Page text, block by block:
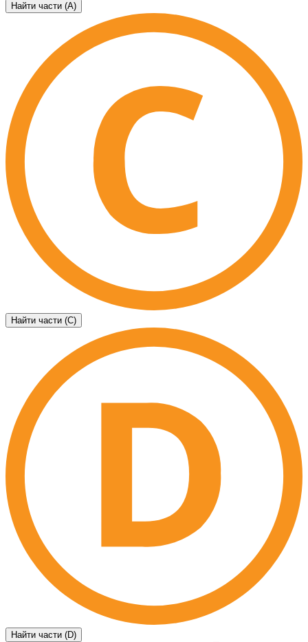
Найти части (А)
Найти части (C)
Найти части (D)